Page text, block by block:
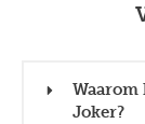
Waarom
Joker?